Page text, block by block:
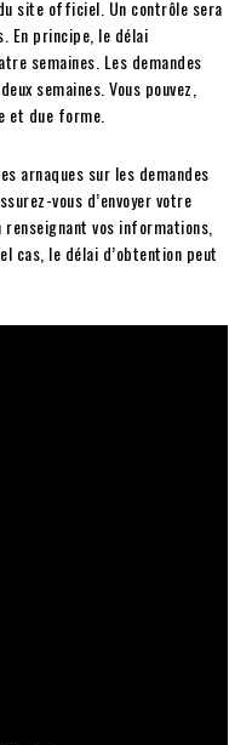
site officiel. Un contrôle sera
En principe, le délai
semaines. Les demandes
semaines. Vous pouvez,
et due forme.
arnaques sur les demandes
vous d’envoyer votre
renseignant vos informations,
cas, le délai d’obtention peut